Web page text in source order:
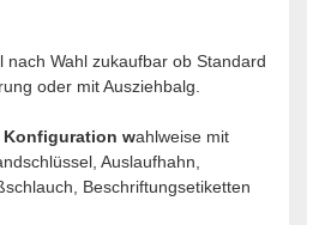
nach Wahl zukaufbar ob Standard
oder mit Ausziehbalg.
Konfiguration wahlweise mit
Auslaufhahn,
Beschriftungsetiketten